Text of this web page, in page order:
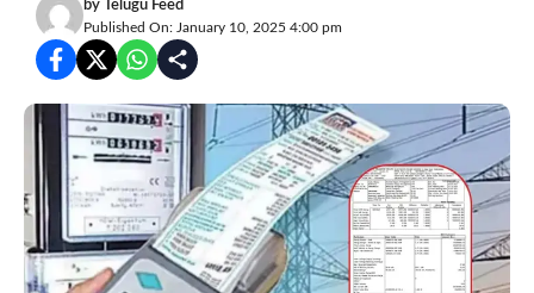
by Telugu Feed
Published On: January 10, 2025 4:00 pm